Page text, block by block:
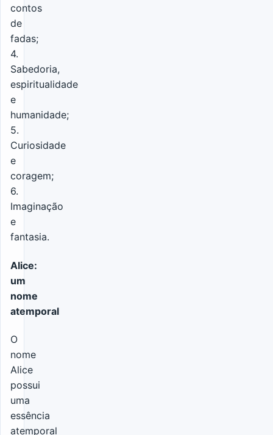
contos
de
fadas;
4.
Sabedoria,
espiritualidade
e
humanidade;
5.
Curiosidade
e
coragem;
6.
Imaginação
e
fantasia.
Alice:
um
nome
atemporal
O
nome
Alice
possui
uma
essência
atemporal